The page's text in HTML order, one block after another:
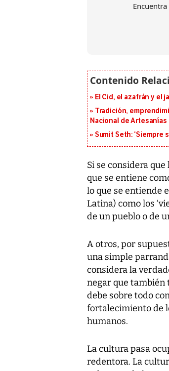
El Cid, el azafrán y el
Tradición,
Nacional de Artesanías
Sumit Seth: ‘Siempre
Si se considera
que se entiene
lo que se entiende
Latina) como los
de un pueblo o de
A otros, por
una simple
considera la
negar que también
debe sobre todo
fortalecimiento de
humanos.
La cultura pasa
redentora. La